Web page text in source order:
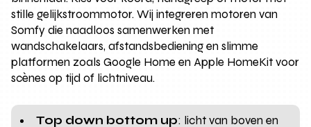
stille gelijkstroommotor. Wij integreren motoren van
Somfy die naadloos samenwerken met
wandschakelaars, afstandsbediening en slimme
platformen zoals Google Home en Apple HomeKit voor
scènes op tijd of lichtniveau.
Top down bottom up: licht van boven en